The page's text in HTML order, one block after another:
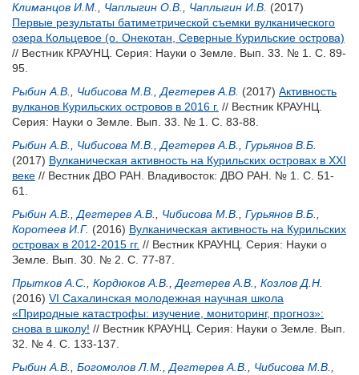
Климанцов И.М.
Чаплыгин О.В. Чаплыгин И.В. (2017)
Первые результаты батиметрической съемки вулканического
озера Кольцевое (о. Онекотан, Северные Курильские острова)
// Вестник КРАУНЦ. Серия: Науки о Земле. Вып. 33. № 1. С. 89-
95.
Рыбин А.В.
Чибисова М.В. Дегтерев А.В. (2017) Активность
вулканов Курильских островов в 2016 г. // Вестник КРАУНЦ.
Серия: Науки о Земле. Вып. 33. № 1. С. 83-88.
Рыбин А.В.
Чибисова М.В. Дегтерев А.В.
Гурьянов В.Б.
(2017) Вулканическая активность на Курильских островах в XXI
веке // Вестник ДВО РАН. Владивосток: ДВО РАН. № 1. С. 51-
61.
Рыбин А.В.
Дегтерев А.В. Чибисова М.В. Гурьянов В.Б.
Коротеев И.Г. (2016) Вулканическая активность на Курильских
островах в 2012-2015 гг. // Вестник КРАУНЦ. Серия: Науки о
Земле. Вып. 30. № 2. С. 77-87.
Прытков А.С.
Кордюков А.В. Дегтерев А.В.
Козлов Д.Н.
(2016) VI Сахалинская молодежная научная школа
«Природные катастрофы: изучение, мониторинг, прогноз»:
снова в школу! // Вестник КРАУНЦ. Серия: Науки о Земле. Вып.
32. № 4. С. 133-137.
Рыбин А.В.
Богомолов Л.М. Дегтерев А.В. Чибисова М.В.